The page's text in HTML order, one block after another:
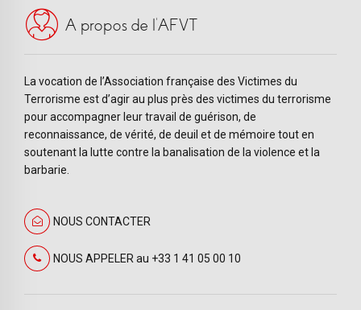
A propos de l’AFVT
La vocation de l’Association française des Victimes du
Terrorisme est d’agir au plus près des victimes du terrorisme
pour accompagner leur travail de guérison, de
reconnaissance, de vérité, de deuil et de mémoire tout en
soutenant la lutte contre la banalisation de la violence et la
barbarie.
NOUS CONTACTER
NOUS APPELER au +33 1 41 05 00 10